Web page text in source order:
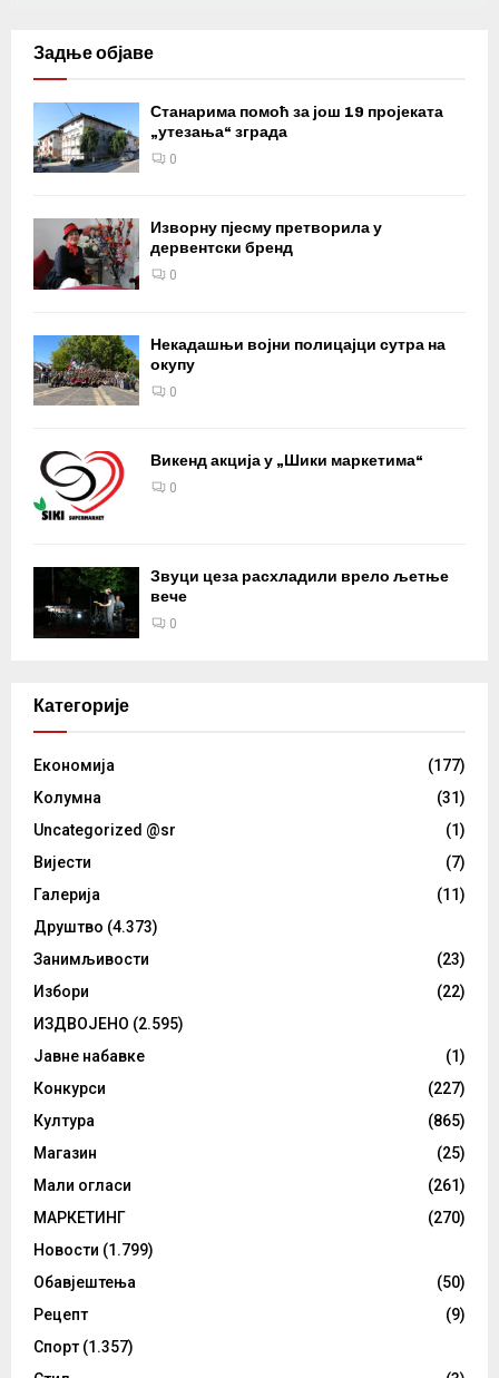
Задње објаве
Станарима помоћ за још 19 пројеката
„утезања“ зграда
0
Изворну пјесму претворила у
дервентски бренд
0
Некадашњи војни полицајци сутра на
окупу
0
Викенд акција у „Шики маркетима“
0
Звуци цеза расхладили врело љетње
вече
0
Категорије
Eкономија
(177)
Kолумнa
(31)
Uncategorized @sr
(1)
Вијести
(7)
Галерија
(11)
Друштво (4.373)
Занимљивости
(23)
Избори
(22)
ИЗДВОЈЕНО (2.595)
Јавне набавке
(1)
Конкурси
(227)
Култура
(865)
Магазин
(25)
Мали огласи
(261)
МАРКЕТИНГ
(270)
Новости (1.799)
Обавјештења
(50)
Рецепт
(9)
Спорт (1.357)